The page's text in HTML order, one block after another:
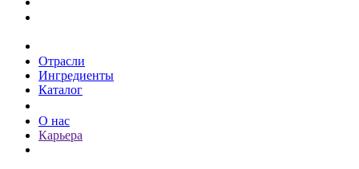
Отрасли
Ингредиенты
Каталог
О нас
Карьера